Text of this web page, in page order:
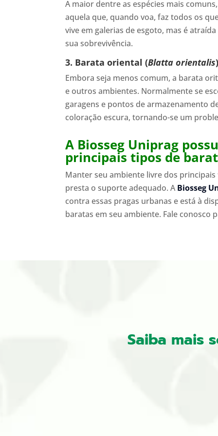
A maior dentre as espécies mais
aquela que, quando voa, faz todos os
vive em galerias de esgoto, mas é
sua sobrevivência.
3. Barata oriental (Blatta orientalis
Embora seja menos comum, a barata
e outros ambientes. Normalmente se
garagens e pontos de armazenamento
coloração escura, tornando-se um
A Biosseg Uniprag
principais tipos de
Manter seu ambiente livre dos principais
presta o suporte adequado. ABiosseg
contra essas pragas urbanas e está à
baratas em seu ambiente. Fale conosco
Saiba mais